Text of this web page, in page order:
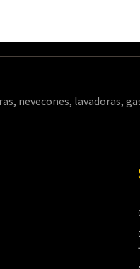
nevecones, lavadoras,